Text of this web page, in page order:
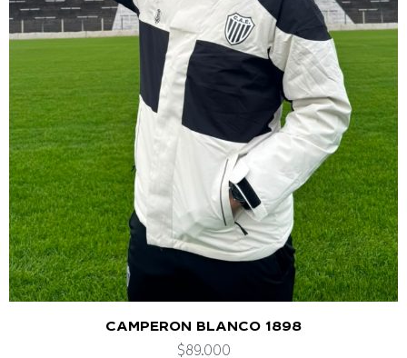
CAMPERON BLANCO 1898
$89.000